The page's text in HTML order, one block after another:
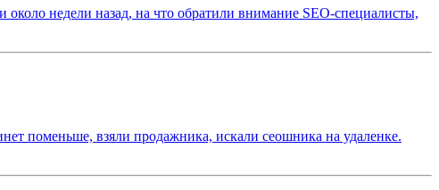
недели назад, на что обратили внимание SEO-специалисты,
поменьше, взяли продажника, искали сеошника на удаленке.